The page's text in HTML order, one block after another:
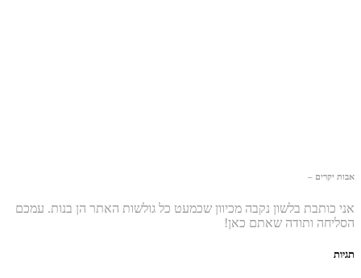
אבות יקרים –
אני כותבת בלשון נקבה מכיוון שכמעט כל גולשות האתר הן בנות. עמכם
הסליחה ותודה שאתם כאן!
תגיות